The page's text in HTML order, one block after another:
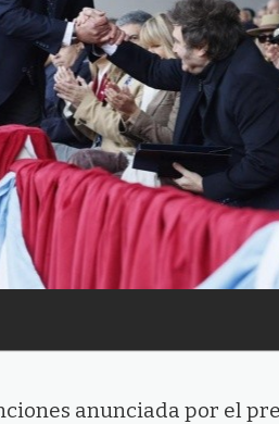
anunciada por el